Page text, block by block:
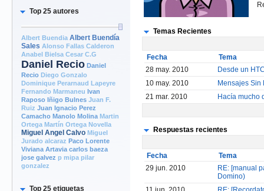
Top 25 autores
Albert Buendia Albert Buendía
Sales Alonso Fallas Calderon
Anabel Bielsa Cesar C.G
Daniel Recio Daniel
Recio Diego Gonzalo
Dominique Perarnaud Lapeyre
Fernando Marmaneu Ivan
Raposo Iñigo Bulnes Juan F.
Ruiz Juan Ignacio Perez
Camacho Manolo Molina Martin
Ortega Martín Ortega Novella
Miguel Angel Calvo Miguel
Jurado alcaraz Paco Lorente
Viviana Artavia carlos baeza
jose galvez p mipa pilar
gonzalez
Top 25 etiquetas
Temas Recientes
Fecha
Tema
28 may. 2010
Desde un
10 may. 2010
Mensajes Sin
21 mar. 2010
Hacía mucho
Respuestas recientes
Fecha
Tema
29 jun. 2010
RE: [manual
Domino)